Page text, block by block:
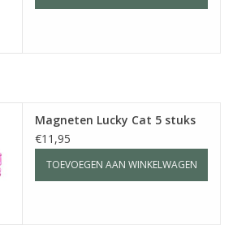
Magneten Lucky Cat 5 stuks
€11,95
TOEVOEGEN AAN WINKELWAGEN